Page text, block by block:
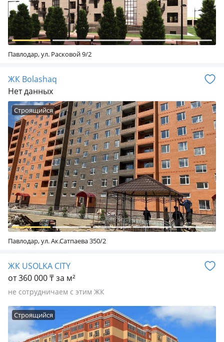
Павлодар, ул. Расковой 9/2
ЖК Bolashaq
Нет данных
Строящийся
Павлодар, ул. Ак.Сатпаева 350/2
ЖК USOLKA CITY
от 360 000 ₸ за м²
не сотрудничаем с этим ЖК
Строящийся